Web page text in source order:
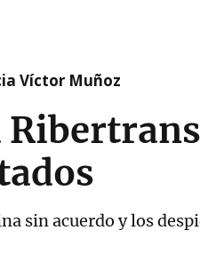
Víctor Muñoz
sin acuerdo y los